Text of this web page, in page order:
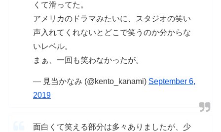
くて滑ってた。
アメリカのドラマみたいに、スタジオの笑い
声入れてくれないとどこで笑うのか分からな
いレベル。
まぁ、一回も笑わなかったが。
— 見当かなみ (@kento_kanami) September 6,
2019
面白くて笑える部分は多々ありましたが、少